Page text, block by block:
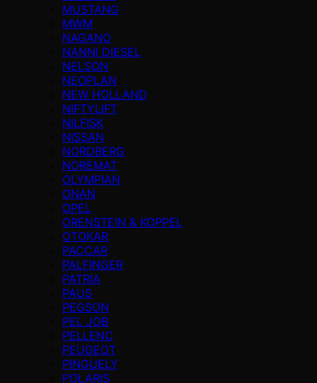
MUSTANG
MWM
NAGANO
NANNI DIESEL
NELSON
NEOPLAN
NEW HOLLAND
NIFTYLIFT
NILFISK
NISSAN
NORDBERG
NOREMAT
OLYMPIAN
ONAN
OPEL
ORENSTEIN & KOPPEL
OTOKAR
PACCAR
PALFINGER
PATRIA
PAUS
PEGSON
PEL JOB
PELLENC
PEUGEOT
PINGUELY
POLARIS